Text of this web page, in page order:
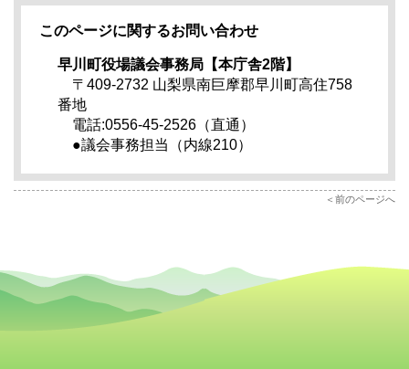
このページに関するお問い合わせ
早川町役場議会事務局【本庁舎2階】
〒409-2732 山梨県南巨摩郡早川町高住758
番地
電話:0556-45-2526（直通）
●議会事務担当（内線210）
前のページへ